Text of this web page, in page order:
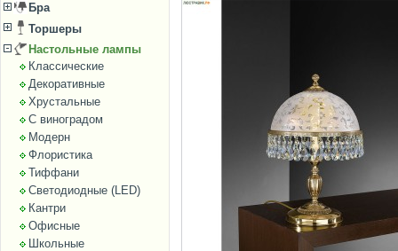
Бра
Торшеры
Настольные лампы
Классические
Декоративные
Хрустальные
С виноградом
Модерн
Флористика
Тиффани
Светодиодные (LED)
Кантри
Офисные
Школьные